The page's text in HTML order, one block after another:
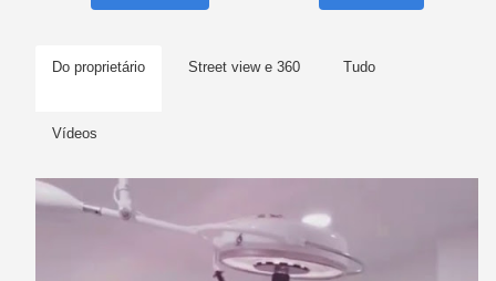
Do proprietário Street view e 360 Tudo
Vídeos